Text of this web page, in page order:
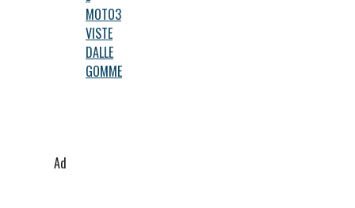
MOTO3
VISTE
DALLE
GOMME
Ad